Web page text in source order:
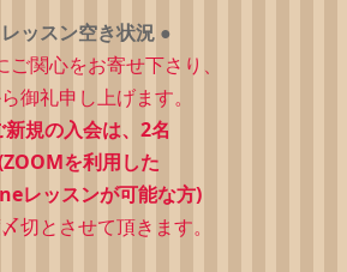
レッスン空き状況 ●
ご関心をお寄せ下さり、
御礼申し上げます。
新規の入会は、2名
を利用した
レッスンが可能な方)
切とさせて頂きます。